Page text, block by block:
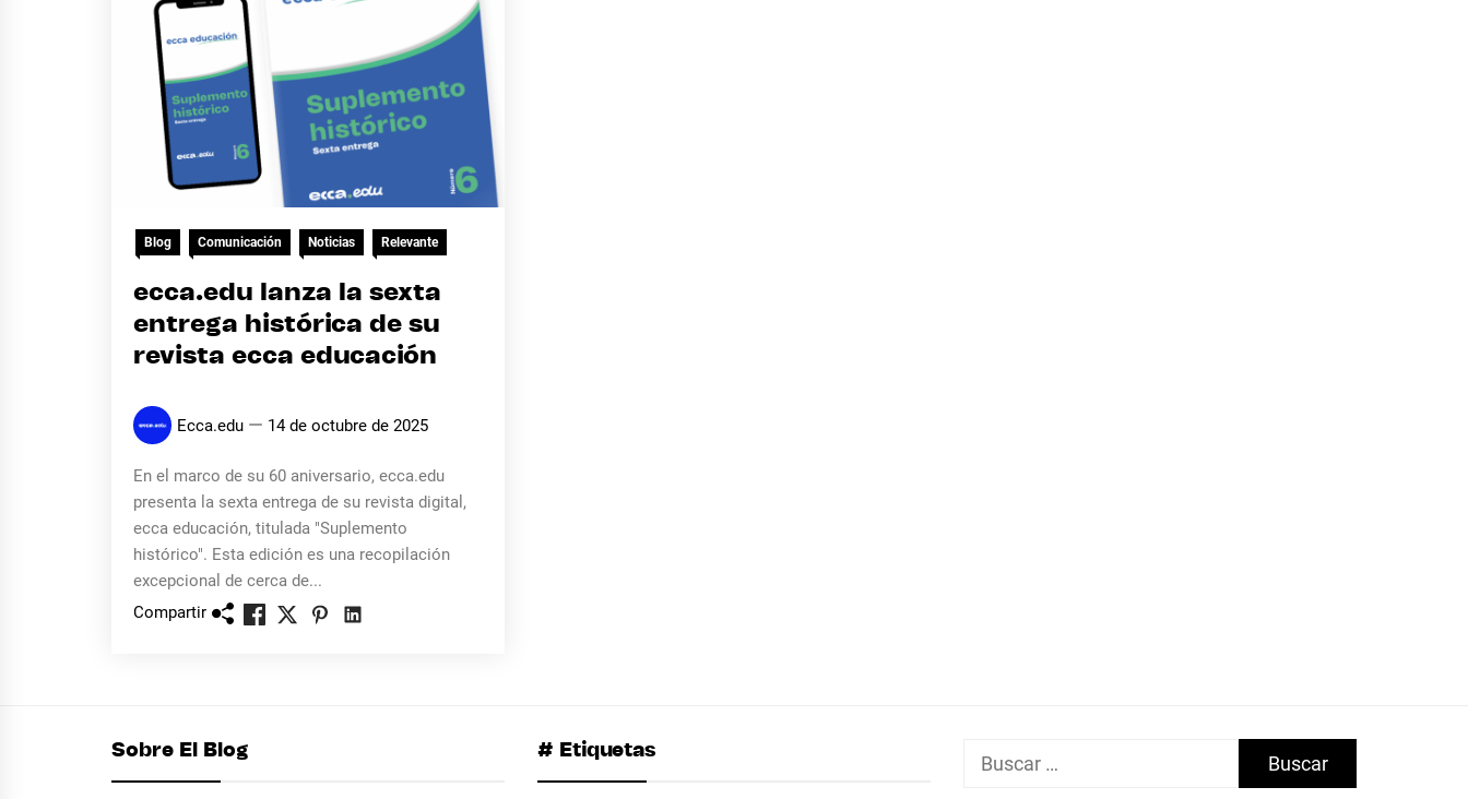
Blog Comunicación Noticias Relevante
ecca.edu lanza la sexta
entrega histórica de su
revista ecca educación
Ecca.edu 14 de octubre de 2025
En el marco de su 60 aniversario, ecca.edu
presenta la sexta entrega de su revista digital,
ecca educación, titulada "Suplemento
histórico". Esta edición es una recopilación
excepcional de cerca de...
Compartir
Sobre El Blog # Etiquetas Buscar: